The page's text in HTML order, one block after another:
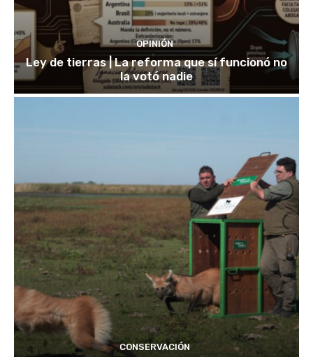
OPINIÓN
Ley de tierras | La reforma que sí funcionó no
la votó nadie
CONSERVACIÓN